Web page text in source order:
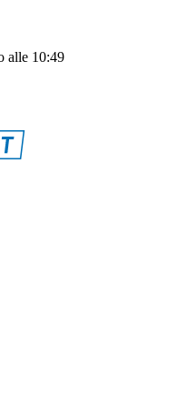
alle 10:49